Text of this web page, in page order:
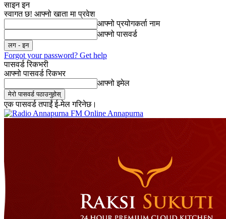
साइन इन
स्वागत छ! आफ्नो खाता मा प्रवेश
आफ्नो प्रयोगकर्ता नाम
आफ्नो पासवर्ड
Forgot your password? Get help
पासवर्ड रिकभरी
आफ्नो पासवर्ड रिकभर
आफ्नो इमेल
एक पासवर्ड तपाईं ई-मेल गरिनेछ।
Online Annapurna